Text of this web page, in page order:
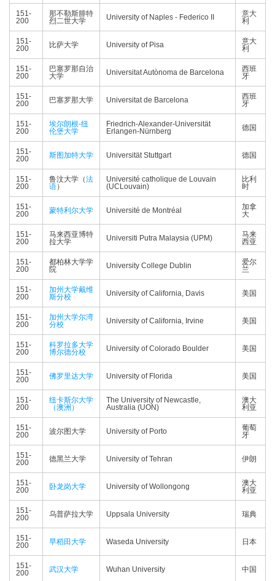
151-
200
那不勒斯腓特
烈二世大学
University of Naples - Federico II
意大
利
151-
200
比萨大学 University of Pisa
意大
利
151-
200
巴塞罗那自治
大学
Universitat Autònoma de Barcelona
西班
牙
151-
200
巴塞罗那大学 Universitat de Barcelona
西班
牙
151-
200
埃尔朗根-纽
伦堡大学
Friedrich-Alexander-Universität
Erlangen-Nürnberg
德国
151-
200
斯图加特大学 Universität Stuttgart 德国
151-
200
鲁汶大学（法
语）
Université catholique de Louvain
(UCLouvain)
比利
时
151-
200
蒙特利尔大学 Université de Montréal
加拿
大
151-
200
马来西亚博特
拉大学
Universiti Putra Malaysia (UPM)
马来
西亚
151-
200
都柏林大学学
院
University College Dublin
爱尔
兰
151-
200
加州大学戴维
斯分校
University of California, Davis 美国
151-
200
加州大学尔湾
分校
University of California, Irvine 美国
151-
200
科罗拉多大学
博尔德分校
University of Colorado Boulder 美国
151-
200
佛罗里达大学 University of Florida 美国
151-
200
纽卡斯尔大学
（澳洲）
The University of Newcastle,
Australia (UON)
澳大
利亚
151-
200
波尔图大学 University of Porto
葡萄
牙
151-
200
德黑兰大学 University of Tehran 伊朗
151-
200
卧龙岗大学 University of Wollongong
澳大
利亚
151-
200
乌普萨拉大学 Uppsala University 瑞典
151-
200
早稻田大学 Waseda University 日本
151-
200
武汉大学 Wuhan University 中国